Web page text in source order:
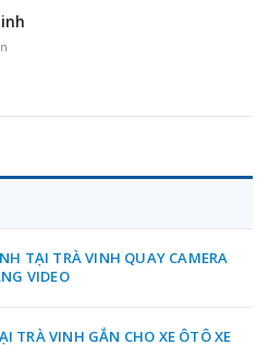
TẠI TRÀ VINH QUAY CAMERA
VIDEO
TRÀ VINH GẮN CHO XE ÔTÔ XE